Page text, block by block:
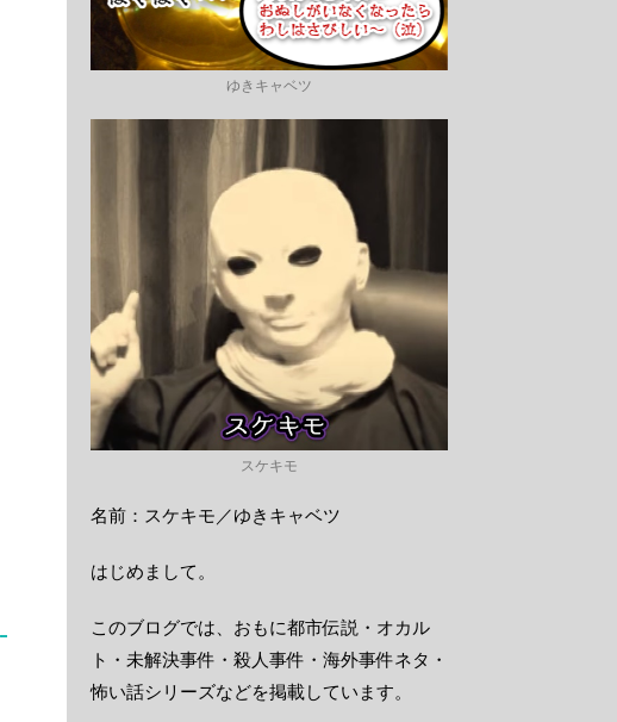
ゆきキャベツ
スケキモ
名前：スケキモ／ゆきキャベツ
はじめまして。
このブログでは、おもに都市伝説・オカル
ト・未解決事件・殺人事件・海外事件ネタ・
怖い話シリーズなどを掲載しています。